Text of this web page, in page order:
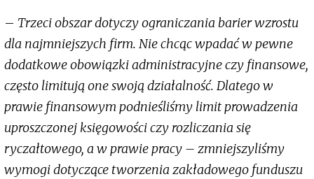
– Trzeci obszar dotyczy ograniczania barier wzrostu
dla najmniejszych firm. Nie chcąc wpadać w pewne
dodatkowe obowiązki administracyjne czy finansowe,
często limitują one swoją działalność. Dlatego w
prawie finansowym podnieśliśmy limit prowadzenia
uproszczonej księgowości czy rozliczania się
ryczałtowego, a w prawie pracy – zmniejszyliśmy
wymogi dotyczące tworzenia zakładowego funduszu